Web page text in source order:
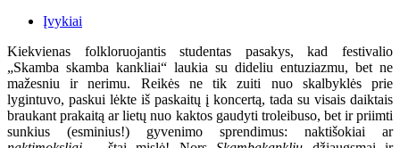
Įvykiai
Kiekvienas folkloruojantis studentas pasakys, kad festivalio
„Skamba skamba kankliai“ laukia su dideliu entuziazmu, bet ne
mažesniu ir nerimu. Reikės ne tik zuiti nuo skalbyklės prie
lygintuvo, paskui lėkte iš paskaitų į koncertą, tada su visais daiktais
braukant prakaitą ar lietų nuo kaktos gaudyti troleibuso, bet ir priimti
sunkius (esminius!) gyvenimo sprendimus: naktišokiai ar